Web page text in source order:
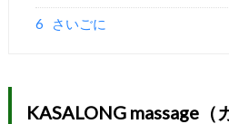
6 さいごに
KASALONG massage（